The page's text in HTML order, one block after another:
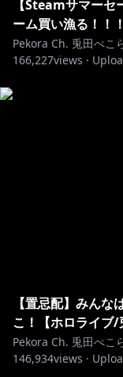
【Steamサマー
ーム買い漁る！！
Pekora Ch. 兎田ぺこ
166,227views ·
【置忌配】みん
こ！【ホロライブ/
Pekora Ch. 兎田ぺこ
146,934views ·